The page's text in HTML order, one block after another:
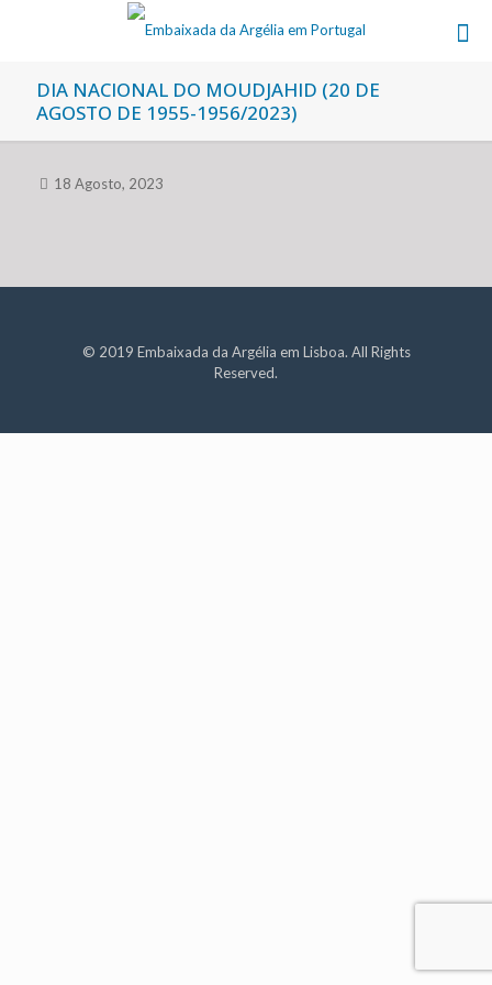
DIA NACIONAL DO MOUDJAHID (20 DE
AGOSTO DE 1955-1956/2023)
18 Agosto, 2023
© 2019 Embaixada da Argélia em Lisboa. All Rights
Reserved.